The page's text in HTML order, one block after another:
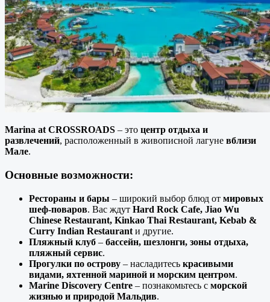
Marina at CROSSROADS – это центр отдыха и
развлечений, расположенный в живописной лагуне вблизи
Мале.
Основные возможности:
Рестораны и бары – широкий выбор блюд от мировых
шеф-поваров. Вас ждут Hard Rock Cafe, Jiao Wu
Chinese Restaurant, Kinkao Thai Restaurant, Kebab &
Curry Indian Restaurant и другие.
Пляжный клуб – бассейн, шезлонги, зоны отдыха,
пляжный сервис.
Прогулки по острову – насладитесь красивыми
видами, яхтенной мариной и морским центром.
Marine Discovery Centre – познакомьтесь с морской
жизнью и природой Мальдив.